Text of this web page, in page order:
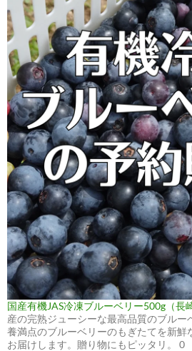
国産有機JAS冷凍ブルーベリー500g（長
産の完熟ジューシーな最高品質のブルー
養満点のブルーベリーのもぎたてを新鮮
お届けします。贈り物にもピッタリ。 0